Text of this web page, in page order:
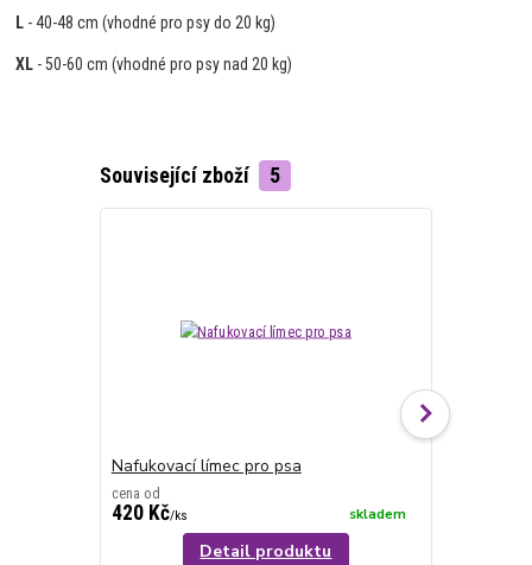
L - 40-48 cm (vhodné pro psy do 20 kg)
XL - 50-60 cm (vhodné pro psy nad 20 kg)
Související zboží 5
Nafukovací límec pro psa
cena od
420 Kč/ks skladem
Detail produktu